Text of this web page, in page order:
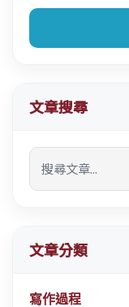
文章搜尋
文章分類
寫作過程